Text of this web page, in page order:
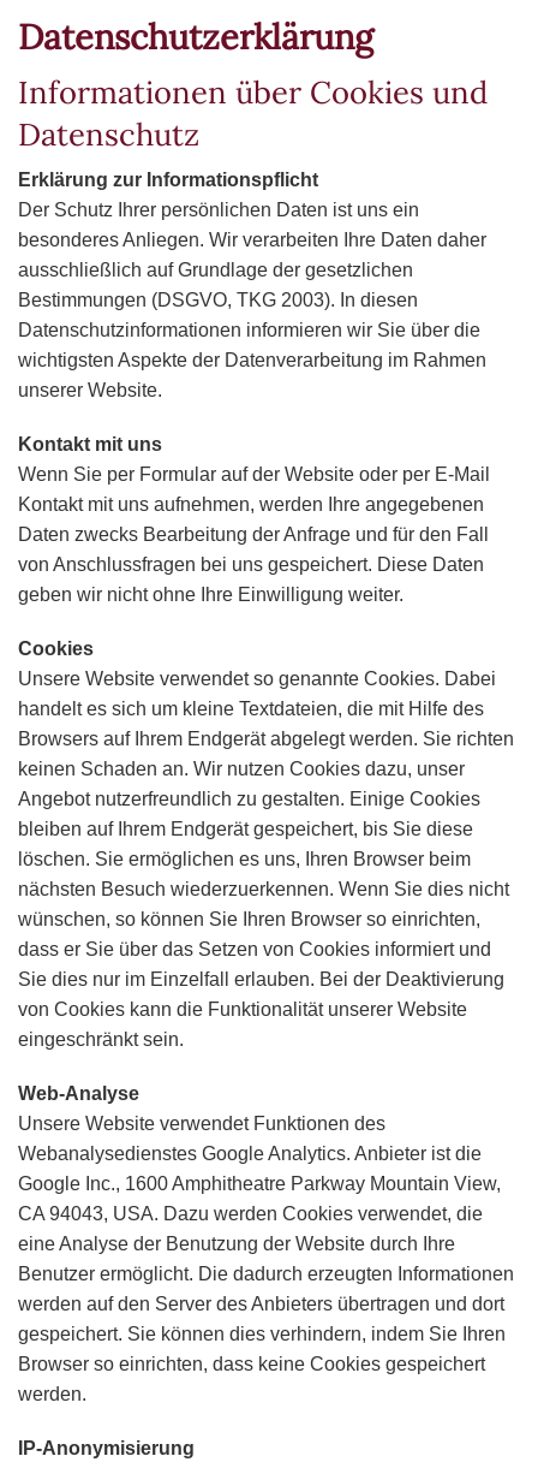
Datenschutzerklärung
Informationen über Cookies und
Datenschutz
Erklärung zur Informationspflicht
Der Schutz Ihrer persönlichen Daten ist uns ein
besonderes Anliegen. Wir verarbeiten Ihre Daten daher
ausschließlich auf Grundlage der gesetzlichen
Bestimmungen (DSGVO, TKG 2003). In diesen
Datenschutzinformationen informieren wir Sie über die
wichtigsten Aspekte der Datenverarbeitung im Rahmen
unserer Website.
Kontakt mit uns
Wenn Sie per Formular auf der Website oder per E-Mail
Kontakt mit uns aufnehmen, werden Ihre angegebenen
Daten zwecks Bearbeitung der Anfrage und für den Fall
von Anschlussfragen bei uns gespeichert. Diese Daten
geben wir nicht ohne Ihre Einwilligung weiter.
Cookies
Unsere Website verwendet so genannte Cookies. Dabei
handelt es sich um kleine Textdateien, die mit Hilfe des
Browsers auf Ihrem Endgerät abgelegt werden. Sie richten
keinen Schaden an. Wir nutzen Cookies dazu, unser
Angebot nutzerfreundlich zu gestalten. Einige Cookies
bleiben auf Ihrem Endgerät gespeichert, bis Sie diese
löschen. Sie ermöglichen es uns, Ihren Browser beim
nächsten Besuch wiederzuerkennen. Wenn Sie dies nicht
wünschen, so können Sie Ihren Browser so einrichten,
dass er Sie über das Setzen von Cookies informiert und
Sie dies nur im Einzelfall erlauben. Bei der Deaktivierung
von Cookies kann die Funktionalität unserer Website
eingeschränkt sein.
Web-Analyse
Unsere Website verwendet Funktionen des
Webanalysedienstes Google Analytics. Anbieter ist die
Google Inc., 1600 Amphitheatre Parkway Mountain View,
CA 94043, USA. Dazu werden Cookies verwendet, die
eine Analyse der Benutzung der Website durch Ihre
Benutzer ermöglicht. Die dadurch erzeugten Informationen
werden auf den Server des Anbieters übertragen und dort
gespeichert. Sie können dies verhindern, indem Sie Ihren
Browser so einrichten, dass keine Cookies gespeichert
werden.
IP-Anonymisierung